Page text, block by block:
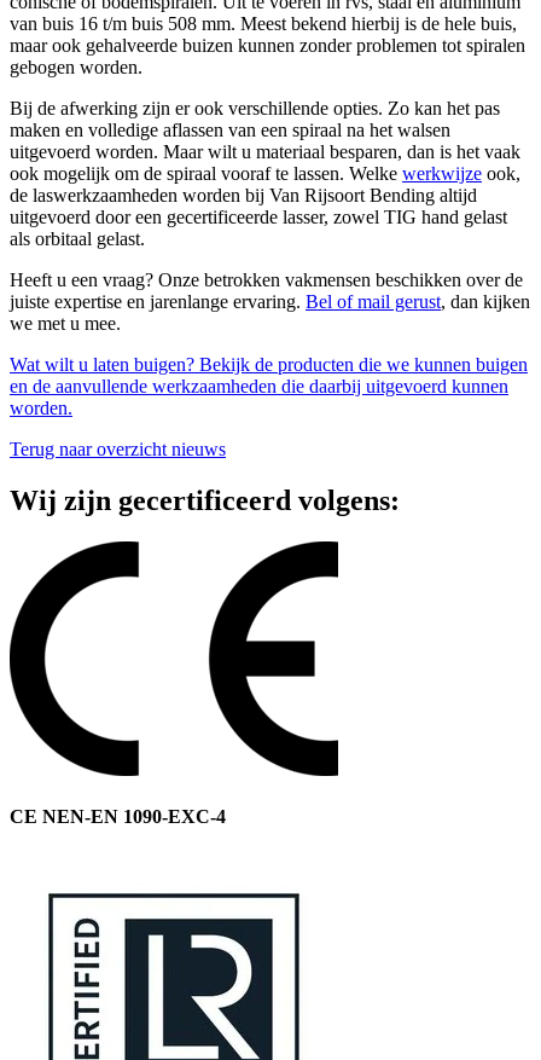
van buis 16 t/m buis 508 mm. Meest bekend hierbij is de hele buis,
maar ook gehalveerde buizen kunnen zonder problemen tot spiralen
gebogen worden.
Bij de afwerking zijn er ook verschillende opties. Zo kan het pas
maken en volledige aflassen van een spiraal na het walsen
uitgevoerd worden. Maar wilt u materiaal besparen, dan is het vaak
ook mogelijk om de spiraal vooraf te lassen. Welke werkwijze ook,
de laswerkzaamheden worden bij Van Rijsoort Bending altijd
uitgevoerd door een gecertificeerde lasser, zowel TIG hand gelast
als orbitaal gelast.
Heeft u een vraag? Onze betrokken vakmensen beschikken over de
juiste expertise en jarenlange ervaring. Bel of mail gerust, dan kijken
we met u mee.
Wat wilt u laten buigen? Bekijk de producten die we kunnen buigen
en de aanvullende werkzaamheden die daarbij uitgevoerd kunnen
worden.
Terug naar overzicht nieuws
Wij zijn gecertificeerd volgens:
CE NEN-EN 1090-EXC-4